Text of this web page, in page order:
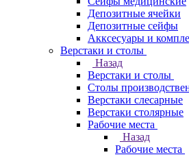
Депозитные ячейки
Депозитные сейфы
Акксесуары и
Верстаки и столы
Назад
Верстаки и столы
Столы
Верстаки слесарные
Верстаки столярные
Рабочие места
Назад
Рабочие места